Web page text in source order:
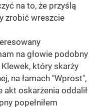
na to, że przyślą
zrobić wreszcie
na głowie podobny
który skarży
na łamach "Wprost",
akt oskarżenia oddalił
popełniłem